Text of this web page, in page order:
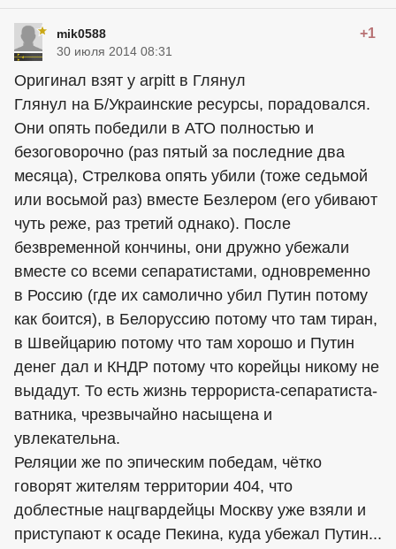
mik0588 +1
30 июля 2014 08:31
Оригинал взят у arpitt в Глянул
Глянул на Б/Украинские ресурсы, порадовался.
Они опять победили в АТО полностью и
безоговорочно (раз пятый за последние два
месяца), Стрелкова опять убили (тоже седьмой
или восьмой раз) вместе Безлером (его убивают
чуть реже, раз третий однако). После
безвременной кончины, они дружно убежали
вместе со всеми сепаратистами, одновременно
в Россию (где их самолично убил Путин потому
как боится), в Белоруссию потому что там тиран,
в Швейцарию потому что там хорошо и Путин
денег дал и КНДР потому что корейцы никому не
выдадут. То есть жизнь террориста-сепаратиста-
ватника, чрезвычайно насыщена и
увлекательна.
Реляции же по эпическим победам, чётко
говорят жителям территории 404, что
доблестные нацгвардейцы Москву уже взяли и
приступают к осаде Пекина, куда убежал Путин...